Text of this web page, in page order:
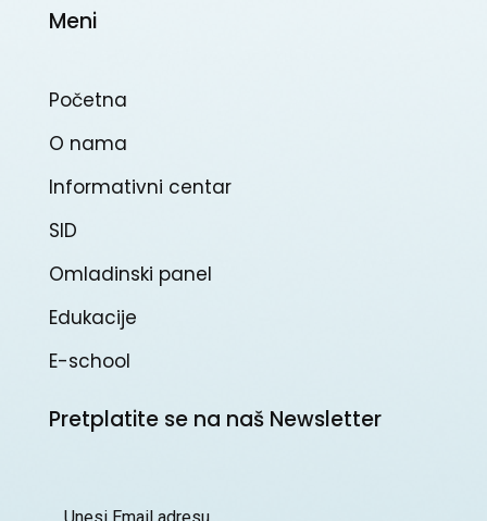
Meni
Početna
O nama
Informativni centar
SID
Omladinski panel
Edukacije
E-school
Pretplatite se na naš Newsletter